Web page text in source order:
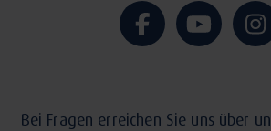
Bei Fragen erreichen Sie uns über